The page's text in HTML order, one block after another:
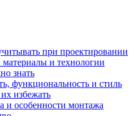
при проектировании
и технологии
знать
функциональность и стиль
избежать
и особенности монтажа